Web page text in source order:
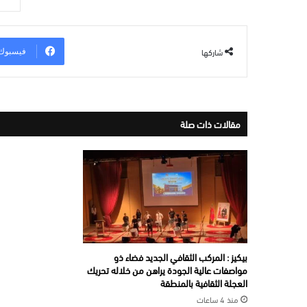
شاركها
مقالات ذات صلة
بيكيز : المركب الثقافي الجديد فضاء ذو
مواصفات عالية الجودة يراهن من خلاله تحريك
العجلة الثقافية بالمنطقة
منذ 4 ساعات